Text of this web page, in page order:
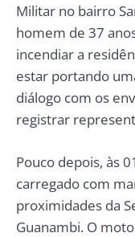
Militar no bairro
homem de 37
incendiar a
estar portando
diálogo com os
registrar
Pouco depois, às
carregado com
proximidades da
Guanambi. O